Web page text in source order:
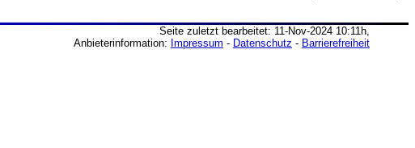
Seite zuletzt bearbeitet: 11-Nov-2024 10:11h,
Anbieterinformation: Impressum - Datenschutz - Barrierefreiheit